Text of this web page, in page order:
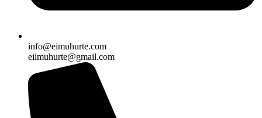
info@eimuhurte.com
eiimuhurte@gmail.com